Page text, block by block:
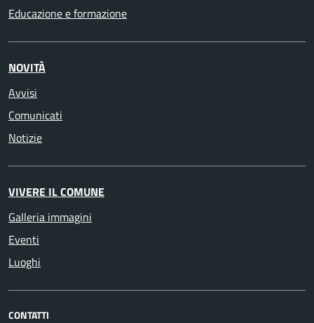
Educazione e formazione
NOVITÀ
Avvisi
Comunicati
Notizie
VIVERE IL COMUNE
Galleria immagini
Eventi
Luoghi
CONTATTI